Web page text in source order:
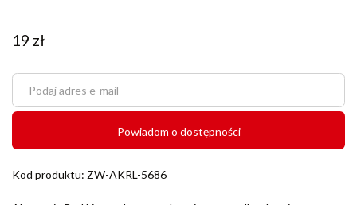
19 zł
Powiadom o dostępności
Kod produktu: ZW-AKRL-5686